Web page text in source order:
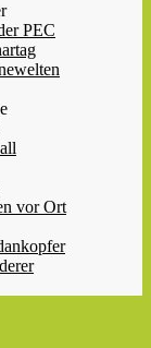
PEC
vor Ort